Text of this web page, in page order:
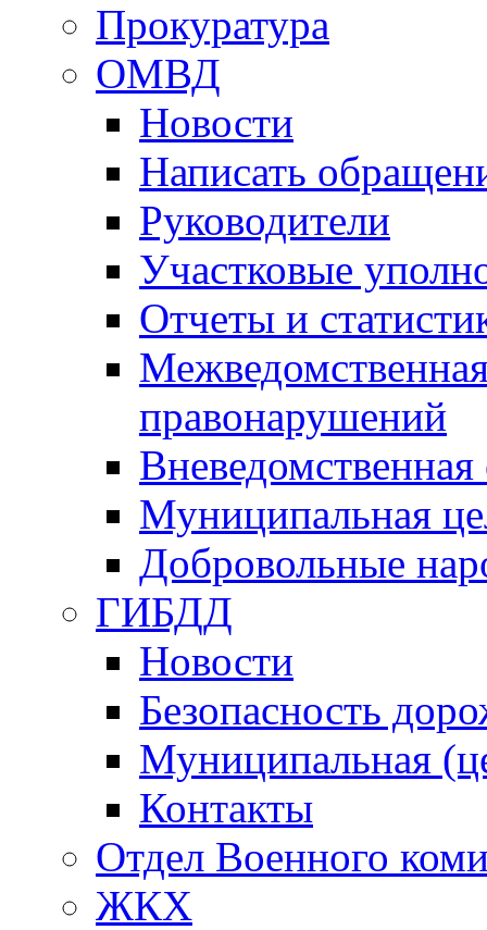
Прокуратура
ОМВД
Новости
Написать
Руководители
Участковые
Отчеты и
правонарушений
Вневедомственная
Муниципальная
Добровольные
ГИБДД
Новости
Безопасность
Муниципальная
Контакты
Отдел Военного
ЖКХ